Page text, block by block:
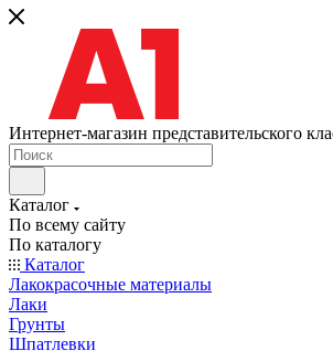
Интернет-магазин представительского
Каталог
По всему сайту
По каталогу
Каталог
Лакокрасочные материалы
Лаки
Грунты
Шпатлевки